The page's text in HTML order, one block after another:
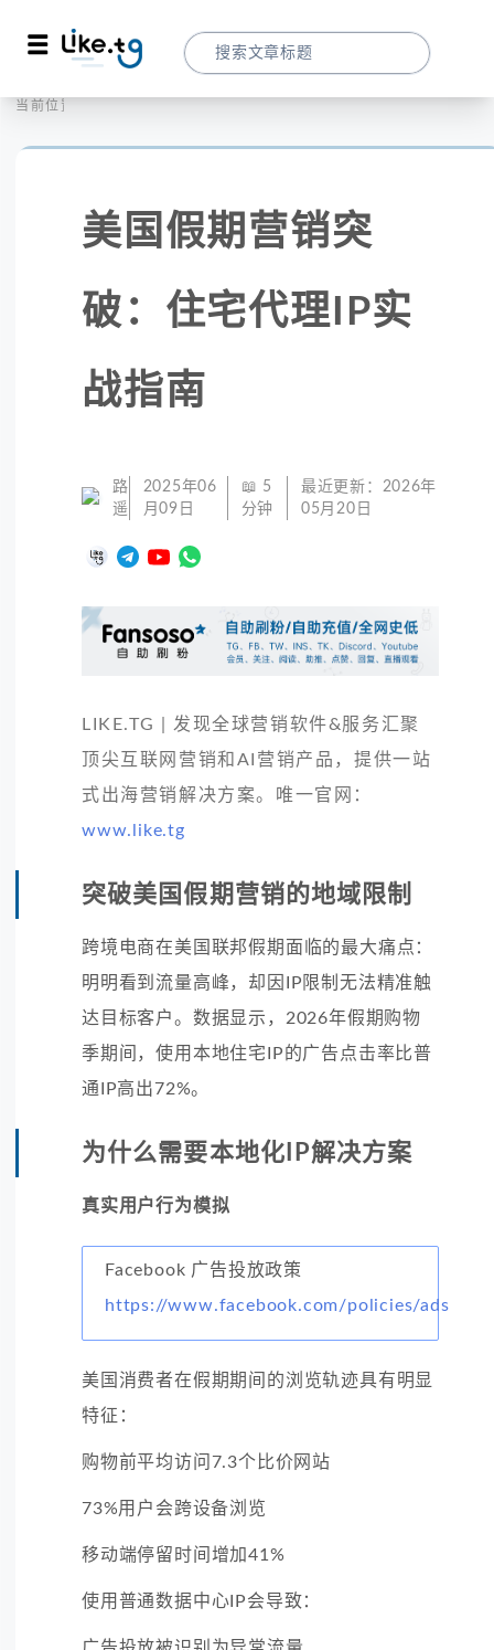
当前位置：
美国假期营销突
破：住宅代理IP实
战指南
路
遥
2025年06
月09日
📖 5
分钟
最近更新： 2026年
05月20日
LIKE.TG | 发现全球营销软件&服务汇聚
顶尖互联网营销和AI营销产品，提供一站
式出海营销解决方案。唯一官网：
www.like.tg
突破美国假期营销的地域限制
跨境电商在美国联邦假期面临的最大痛点：
明明看到流量高峰，却因IP限制无法精准触
达目标客户。数据显示，2026年假期购物
季期间，使用本地住宅IP的广告点击率比普
通IP高出72%。
为什么需要本地化IP解决方案
真实用户行为模拟
Facebook 广告投放政策
https://www.facebook.com/policies/ads
美国消费者在假期期间的浏览轨迹具有明显
特征：
购物前平均访问7.3个比价网站
73%用户会跨设备浏览
移动端停留时间增加41%
使用普通数据中心IP会导致：